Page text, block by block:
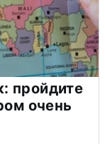
пройдите
очень